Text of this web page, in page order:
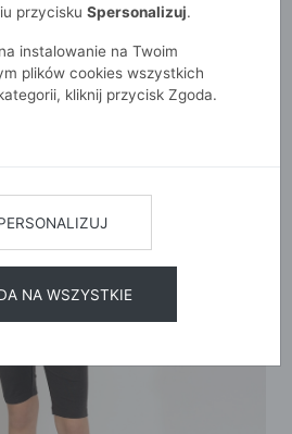
przycisku Spersonalizuj.
instalowanie na Twoim
plików cookies wszystkich
kliknij przycisk Zgoda.
NA WSZYSTKIE